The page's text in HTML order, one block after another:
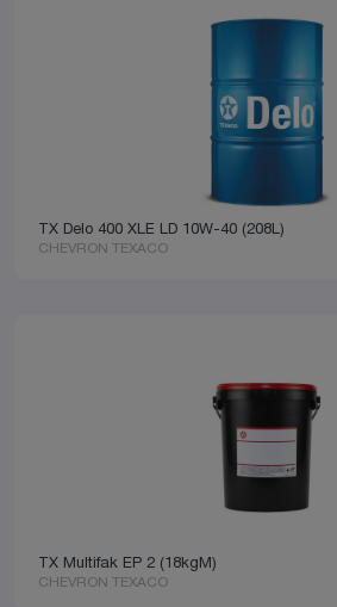
TX Delo 400 XLE LD 10W-40 (208L)
CHEVRON TEXACO
TX Multifak EP 2 (18kgM)
CHEVRON TEXACO